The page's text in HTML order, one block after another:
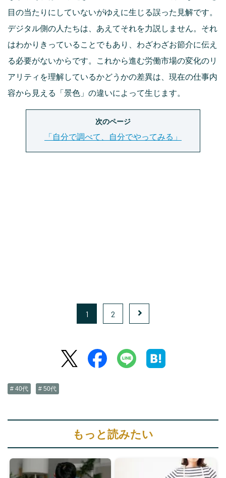
目の当たりにしていないがゆえに生じる誤った見解です。
デジタル側の人たちは、あえてそれを力説しません。それ
はわかりきっていることでもあり、わざわざお節介に伝え
る必要がないからです。これから進む労働市場の変化のリ
アリティを理解しているかどうかの差異は、現在の仕事内
容から見える「景色」の違いによって生じます。
次のページ
「自分で調べて、自分でやってみる」
1 2
# 40代 # 50代
もっと読みたい